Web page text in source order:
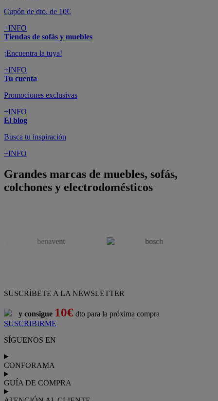
Cupón de dto. de 10€
+INFO
Tiendas de sofás y muebles
¡Encuentra la tuya!
+INFO
Tu cuenta
Promociones exclusivas
+INFO
El blog
Busca tu inspiración
+INFO
Grandes marcas de muebles, sofás,
colchones y electrodomésticos
SUSCRÍBETE A LA NEWSLETTER
y consigue 10€ dto para la próxima compra
SUSCRIBIRME
SÍGUENOS EN
CONFORAMA
GUÍA DE COMPRA